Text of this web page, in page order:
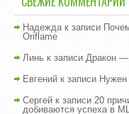
Надеждак записи
Oriflame
Линь к записи Дракон —
Евгений к записи Нужен
Сергей к записи 20
добиваются успеха в